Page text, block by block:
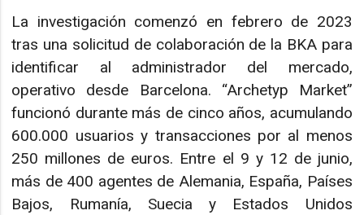
La investigación comenzó en febrero de 2023
tras una solicitud de colaboración de la BKA para
identificar al administrador del mercado,
operativo desde Barcelona. “Archetyp Market”
funcionó durante más de cinco años, acumulando
600.000 usuarios y transacciones por al menos
250 millones de euros. Entre el 9 y 12 de junio,
más de 400 agentes de Alemania, España, Países
Bajos, Rumanía, Suecia y Estados Unidos